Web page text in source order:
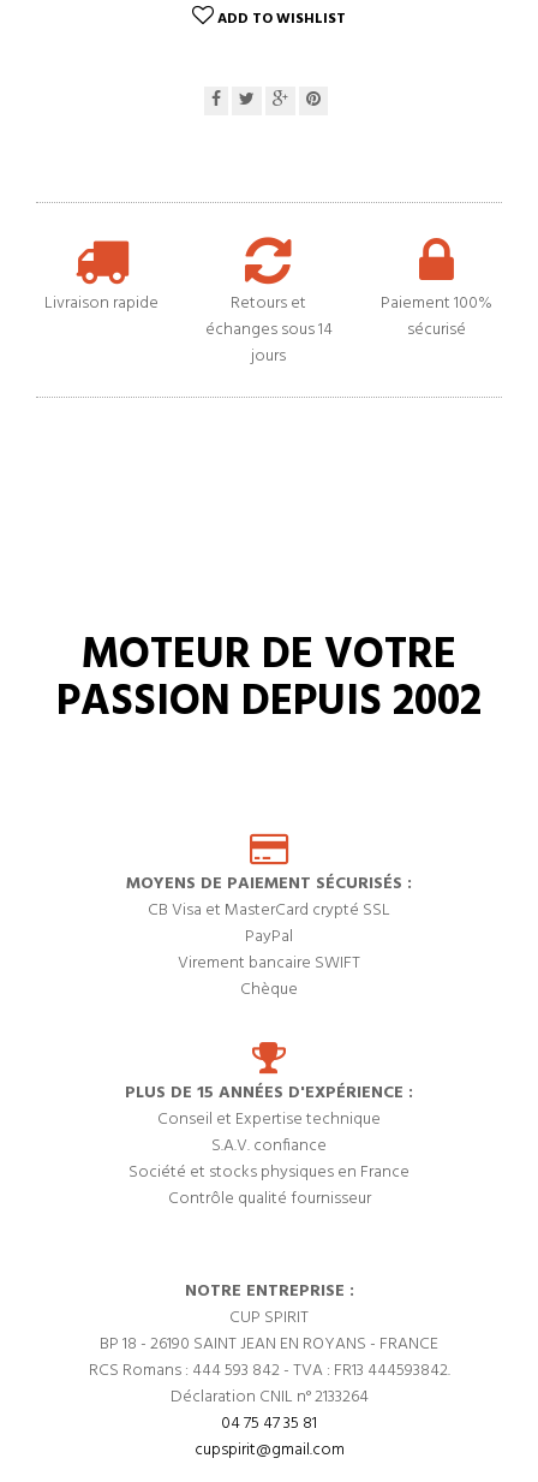
ADD TO WISHLIST
Livraison rapide
Retours et
échanges sous 14
jours
Paiement 100%
sécurisé
MOTEUR DE VOTRE
PASSION DEPUIS 2002
MOYENS DE PAIEMENT SÉCURISÉS :
CB Visa et MasterCard crypté SSL
PayPal
Virement bancaire SWIFT
Chèque
PLUS DE 15 ANNÉES D'EXPÉRIENCE :
Conseil et Expertise technique
S.A.V. confiance
Société et stocks physiques en France
Contrôle qualité fournisseur
NOTRE ENTREPRISE :
CUP SPIRIT
BP 18 - 26190 SAINT JEAN EN ROYANS - FRANCE
RCS Romans : 444 593 842 - TVA : FR13 444593842.
Déclaration CNIL n° 2133264
04 75 47 35 81
cupspirit@gmail.com